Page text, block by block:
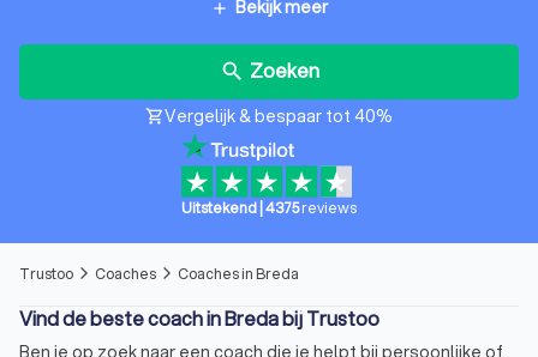
add Bekijk meer
search Zoeken
shopping_cartVergelijk & bespaar tot 40%
Uitstekend 4375reviews
Trustoo arrow_forward_ios Coaches arrow_forward_ios Coaches in Breda
Vind de beste coach in Breda bij Trustoo
Ben je op zoek naar een coach die je helpt bij persoonlijke of